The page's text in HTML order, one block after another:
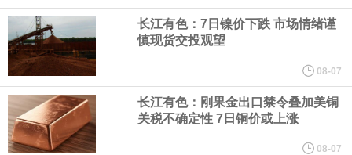
（含境内发明专利20项）。
纽约期银日内涨4%，现报64.08美元/盎司。
宇树科技董事长、总经理兼首席技术官王兴兴在网上路演时表示，
经过多年研发创新和技术积累，公司逐步形成了包括一体化关节集
长江有色：7日镍价下跌 市场情绪谨
慎现货交投观望
08-07
长江有色：刚果金出口禁令叠加美铜
关税不确定性 7日铜价或上涨
08-07